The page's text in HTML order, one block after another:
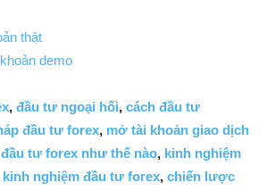
thật
demo
, đầu tư ngoại hối, cách đầu tư
đầu tư forex, mở tài khoản giao dịch
đầu tư forex như thế nào, kinh nghiệm
kinh nghiệm đầu tư forex, chiến lược